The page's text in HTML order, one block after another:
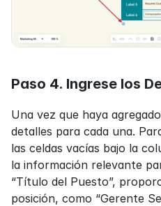
Paso 4. Ingrese los
Una vez que haya
detalles para cada una.
las celdas vacías bajo la
la información relevante
“Título del Puesto”,
posición, como “Gerente